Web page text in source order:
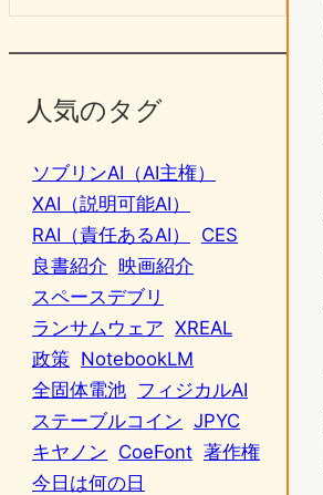
人気のタグ
ソブリンAI（AI主権）
XAI（説明可能AI）
RAI（責任あるAI）
CES
良書紹介 映画紹介
スペースデブリ
ランサムウェア XREAL
政策 NotebookLM
全固体電池 フィジカルAI
ステーブルコイン JPYC
キヤノン CoeFont 著作権
今日は何の日